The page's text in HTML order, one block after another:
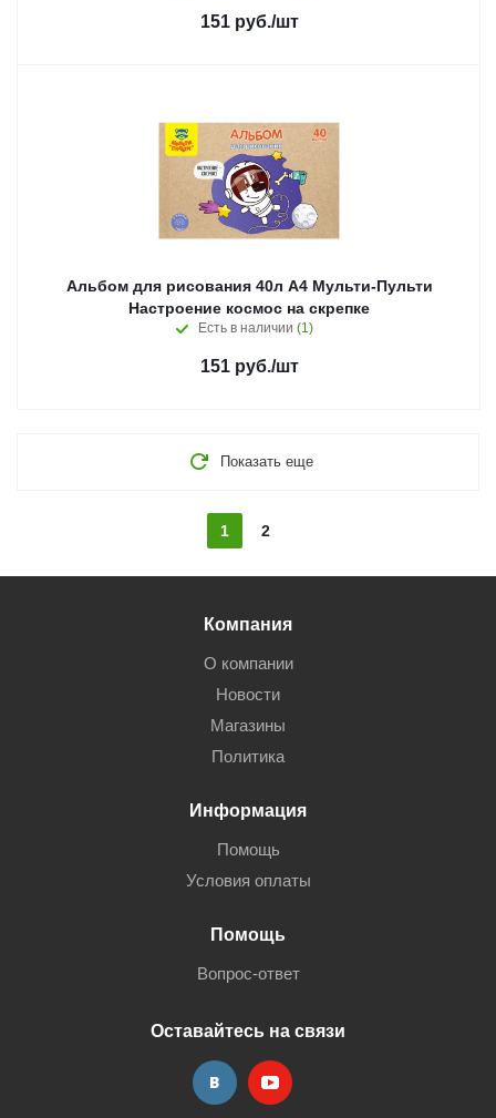
151руб./шт
Альбом для рисования 40л А4 Мульти-Пульти
Настроение космос на скрепке
Есть в наличии (1)
151руб./шт
Показать еще
1 2
Компания
О компании
Новости
Магазины
Политика
Информация
Помощь
Условия оплаты
Помощь
Вопрос-ответ
Оставайтесь на связи